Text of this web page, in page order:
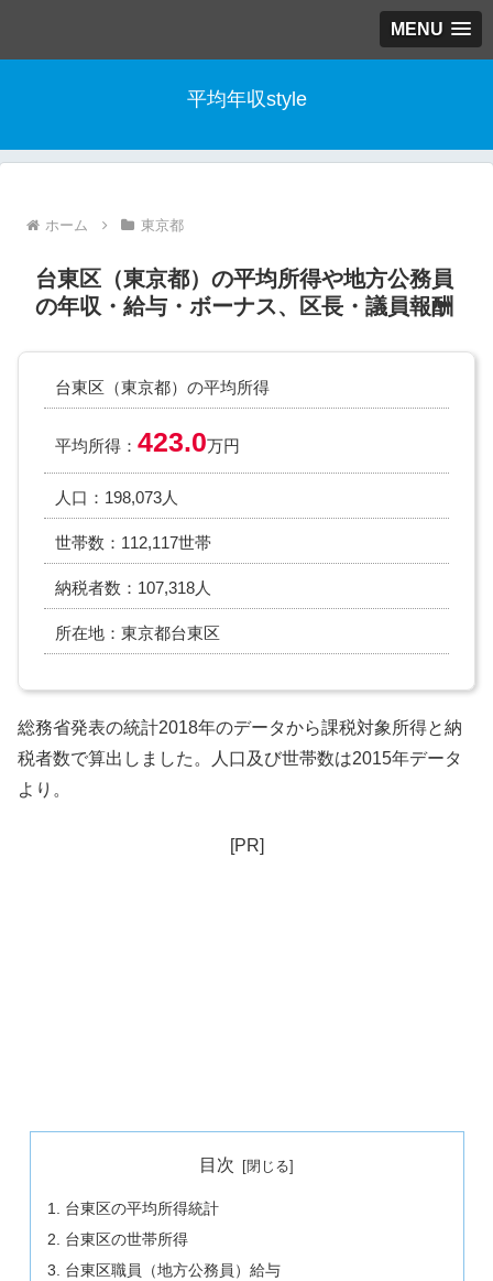
MENU
平均年収style
ホーム 東京都
台東区（東京都）の平均所得や地方公務員
の年収・給与・ボーナス、区長・議員報酬
台東区（東京都）の平均所得
平均所得： 423.0万円
人口：198,073人
世帯数：112,117世帯
納税者数：107,318人
所在地：東京都台東区
総務省発表の統計2018年のデータから課税対象所得と納
税者数で算出しました。人口及び世帯数は2015年データ
より。
[PR]
目次
台東区の平均所得統計
台東区の世帯所得
台東区職員（地方公務員）給与